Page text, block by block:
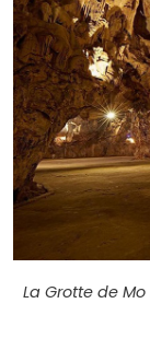
La Grotte de